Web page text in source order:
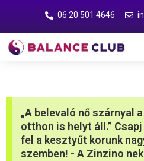
06 20 501 4646
„A belevaló nő szárnyal
otthon is helyt áll.”
fel a kesztyűt korunk
szemben! - A Zinzino